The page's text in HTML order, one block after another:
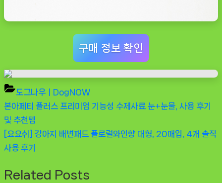
구매 정보 확인
도그나우ㅣDogNOW
글
탐
색
Previous
Post:
본아페티 플러스 프리미엄 기능성 수제사료 눈+눈물, 사용 후기
및 추천템
Next
Post:
[요요쉬] 강아지 배변패드 플로럴와인향 대형, 20매입, 4개 솔직
사용 후기
Related Posts